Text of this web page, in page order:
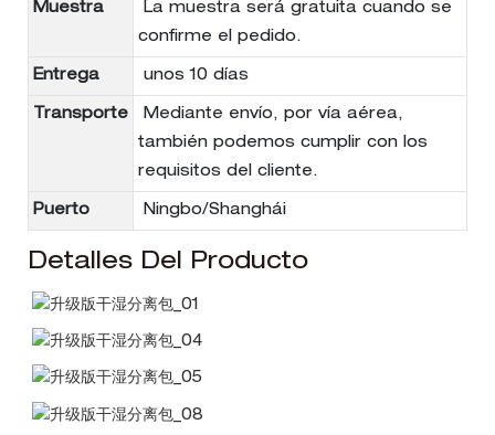
Muestra
La muestra será gratuita cuando se
confirme el pedido.
Entrega unos 10 días
Transporte
Mediante envío, por vía aérea,
también podemos cumplir con los
requisitos del cliente.
Puerto Ningbo/Shanghái
Detalles Del Producto